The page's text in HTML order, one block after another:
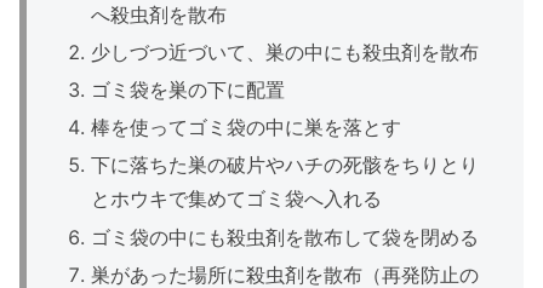
へ殺虫剤を散布
少しづつ近づいて、巣の中にも殺虫剤を散布
ゴミ袋を巣の下に配置
棒を使ってゴミ袋の中に巣を落とす
下に落ちた巣の破片やハチの死骸をちりとり
とホウキで集めてゴミ袋へ入れる
ゴミ袋の中にも殺虫剤を散布して袋を閉める
巣があった場所に殺虫剤を散布（再発防止の